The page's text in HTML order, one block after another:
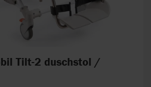
Tilt-2 duschstol /